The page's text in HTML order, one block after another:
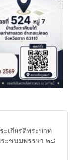
เกียรติพระบาท
ระชนมพรรษา ๒๘